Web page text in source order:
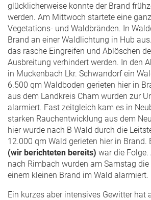
glücklicherweise konnte der Brand
werden. Am Mittwoch startete eine
Vegetations- und Waldbränden. In
Brand an einer Waldlichtung in Hub
das rasche Eingreifen und Ablöschen
Ausbreitung verhindert werden. In den
in Muckenbach Lkr. Schwandorf ein
6.500 qm Waldboden gerieten hier in
aus dem Landkreis Cham wurden zur
alarmiert. Fast zeitgleich kam es in
starken Rauchentwicklung aus dem
hier wurde nach B Wald durch die
12.000 qm Wald gerieten hier in Brand.
(wir berichteten bereits) war die Folge.
nach Rimbach wurden am Samstag die
einem kleinen Brand im Wald alarmiert.
Ein kurzes aber intensives Gewitter hat